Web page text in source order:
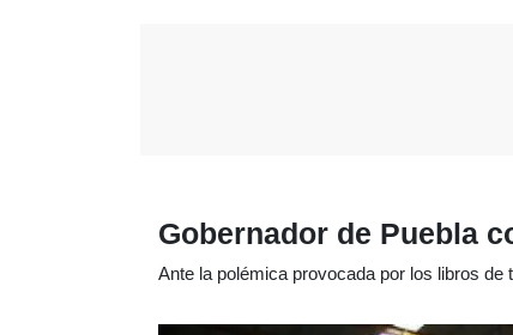
Gobernador de Puebla
Ante la polémica provocada por los libros de